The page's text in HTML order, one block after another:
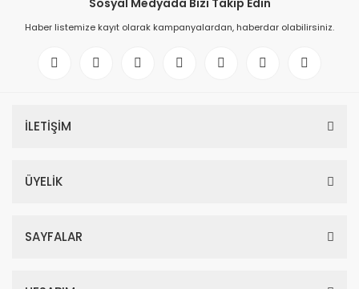
Sosyal Medyada Bizi Takip Edin
Haber listemize kayıt olarak kampanyalardan, haberdar olabilirsiniz.
İLETİŞİM
ÜYELİK
SAYFALAR